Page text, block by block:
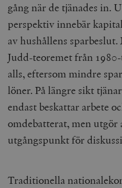
gång när de tjänades in.
perspektiv innebär
av hushållens
Judd-teoremet från
alls, eftersom mindre
löner. På längre sikt
endast beskattar arbete
omdebatterat, men
utgångspunkt för
Traditionella